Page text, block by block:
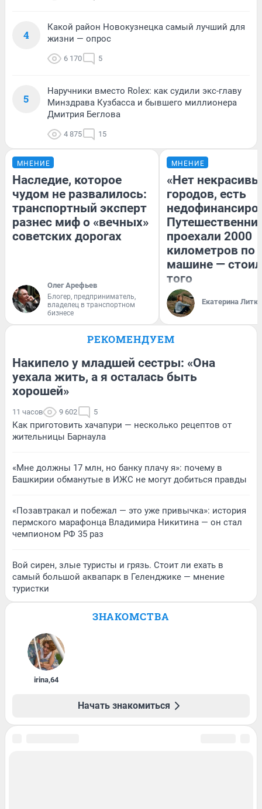
4
Какой район Новокузнецка самый лучший для
жизни — опрос
6 170 5
5
Наручники вместо Rolex: как судили экс-главу
Минздрава Кузбасса и бывшего миллионера
Дмитрия Беглова
4 875 15
МНЕНИЕ
Наследие, которое
чудом не развалилось:
транспортный эксперт
разнес миф о «вечных»
советских дорогах
Олег Арефьев
Блогер, предприниматель,
владелец в транспортном
бизнесе
МНЕНИЕ
«Нет
городов, есть
проехали 2000
километров по
машине —
того
Екатерина
РЕКОМЕНДУЕМ
Накипело у младшей сестры: «Она
уехала жить, а я осталась быть
хорошей»
11 часов 9 602 5
Как приготовить хачапури — несколько рецептов от
жительницы Барнаула
«Мне должны 17 млн, но банку плачу я»: почему в
Башкирии обманутые в ИЖС не могут добиться правды
«Позавтракал и побежал — это уже привычка»: история
пермского марафонца Владимира Никитина — он стал
чемпионом РФ 35 раз
Вой сирен, злые туристы и грязь. Стоит ли ехать в
самый большой аквапарк в Геленджике — мнение
туристки
ЗНАКОМСТВА
irina,64
Начать знакомиться